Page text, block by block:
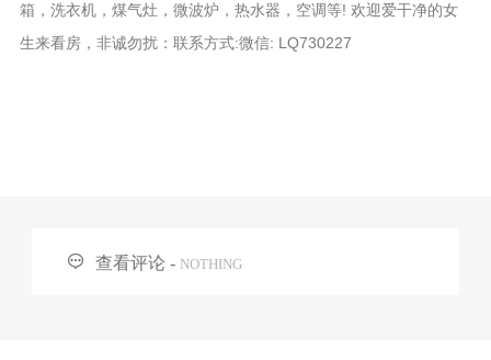
箱，洗衣机，煤气灶，微波炉，热水器，空调等! 欢迎爱干净的女
生来看房，非诚勿扰：联系方式:微信: LQ730227
 查看评论 - NOTHING